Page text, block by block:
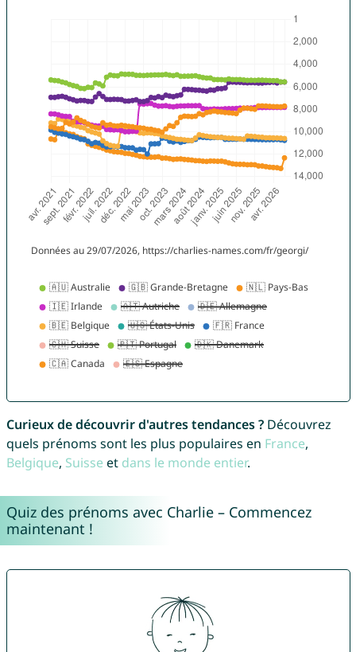
Curieux de découvrir d'autres tendances ?Découvrez
quels prénoms sont les plus populaires en France,
Belgique, Suisse et dans le monde entier.
Quiz des prénoms avec Charlie – Commencez
maintenant !